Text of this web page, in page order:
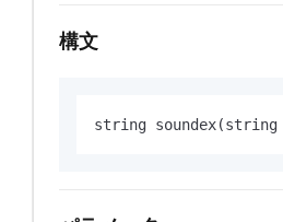
構文
string soundex(string